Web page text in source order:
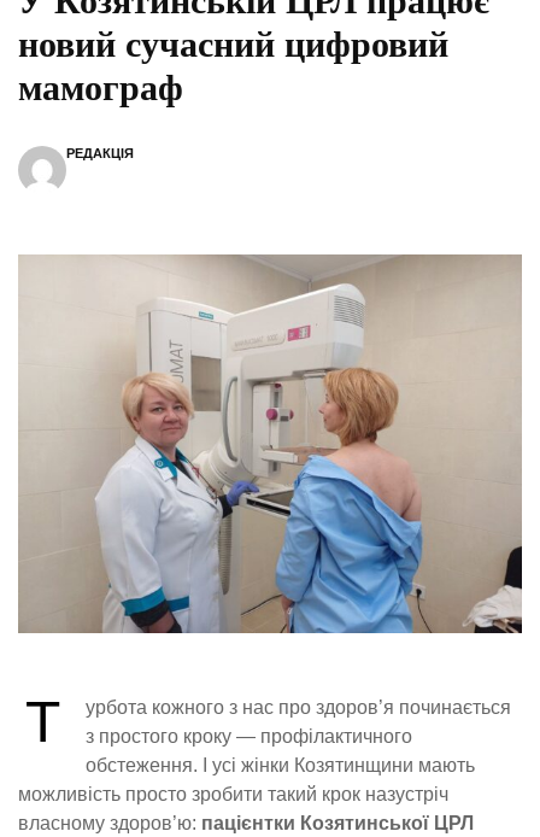
новий сучасний цифровий
мамограф
РЕДАКЦІЯ
Т
урбота кожного з нас про здоров’я починається
з простого кроку — профілактичного
обстеження. І усі жінки Козятинщини мають
можливість просто зробити такий крок назустріч
власному здоров’ю: пацієнтки Козятинської ЦРЛ